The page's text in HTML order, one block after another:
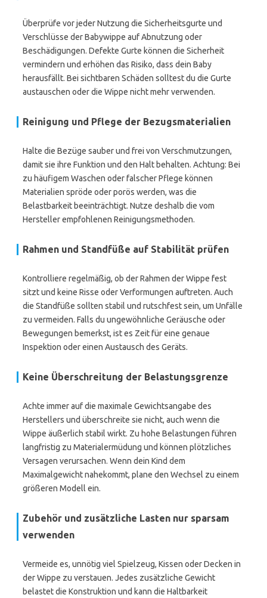
Überprüfe vor jeder Nutzung die Sicherheitsgurte und
Verschlüsse der Babywippe auf Abnutzung oder
Beschädigungen. Defekte Gurte können die Sicherheit
vermindern und erhöhen das Risiko, dass dein Baby
herausfällt. Bei sichtbaren Schäden solltest du die Gurte
austauschen oder die Wippe nicht mehr verwenden.
Reinigung und Pflege der Bezugsmaterialien
Halte die Bezüge sauber und frei von Verschmutzungen,
damit sie ihre Funktion und den Halt behalten. Achtung: Bei
zu häufigem Waschen oder falscher Pflege können
Materialien spröde oder porös werden, was die
Belastbarkeit beeinträchtigt. Nutze deshalb die vom
Hersteller empfohlenen Reinigungsmethoden.
Rahmen und Standfüße auf Stabilität prüfen
Kontrolliere regelmäßig, ob der Rahmen der Wippe fest
sitzt und keine Risse oder Verformungen auftreten. Auch
die Standfüße sollten stabil und rutschfest sein, um Unfälle
zu vermeiden. Falls du ungewöhnliche Geräusche oder
Bewegungen bemerkst, ist es Zeit für eine genaue
Inspektion oder einen Austausch des Geräts.
Keine Überschreitung der Belastungsgrenze
Achte immer auf die maximale Gewichtsangabe des
Herstellers und überschreite sie nicht, auch wenn die
Wippe äußerlich stabil wirkt. Zu hohe Belastungen führen
langfristig zu Materialermüdung und können plötzliches
Versagen verursachen. Wenn dein Kind dem
Maximalgewicht nahekommt, plane den Wechsel zu einem
größeren Modell ein.
Zubehör und zusätzliche Lasten nur sparsam
verwenden
Vermeide es, unnötig viel Spielzeug, Kissen oder Decken in
der Wippe zu verstauen. Jedes zusätzliche Gewicht
belastet die Konstruktion und kann die Haltbarkeit